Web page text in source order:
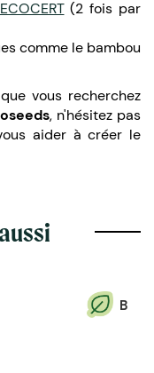
ECOCERT(2 fois par
comme le bambou
vous recherchez
, n'hésitez pas
aider à créer le
B